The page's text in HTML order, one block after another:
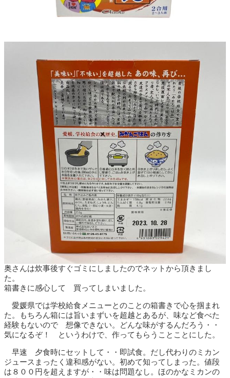
奥さんは炊事後すぐゴミにしましたのでネットから頂きまし
た。
箱書きに感心して 買ってしまいました。
愛媛県では学校給食メニューとのことの箱書きで心を掴まれ
た。もちろん箱には旨いまずいを超越とあるが、味など食べた
経験もないので 想像できない。どんな味がするんだろう・・
気になるぞ！ というわけで、作ってもらうことことにした。
早速 夕食時にセットして・・即試食。だし代わりのミカン
ジュースまったく違和感がない。初めて知ってしまった。値段
は８００円を超えますが・・味は問題なし。ほのかなミカンの